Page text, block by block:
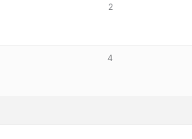
2
4